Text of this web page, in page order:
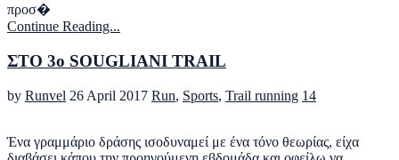
προσ�
Continue Reading...
ΣΤΟ 3ο SOUGLIANI TRAIL
by Runvel 26 April 2017 Run, Sports, Trail running 14
Ένα γραμμάριο δράσης ισοδυναμεί με ένα τόνο θεωρίας, είχα